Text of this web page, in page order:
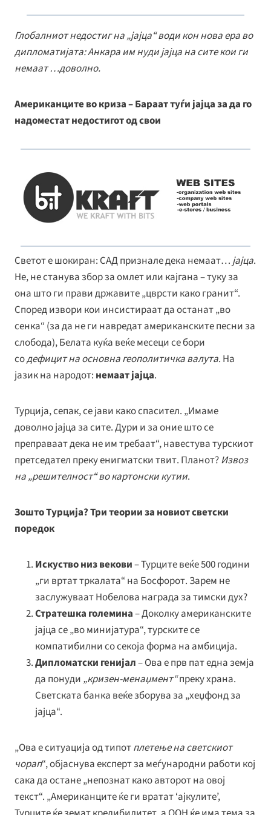
k
Глобалниот недостиг на „јајца“ води кон нова ера во
дипломатијата: Анкара им нуди јајца на сите кои ги
немаат …доволно.
Американците во криза – Бараат туѓи јајца за да го
надоместат недостигот од свои
Светот е шокиран: САД признале дека немаат… јајца.
Не, не станува збор за омлет или кајгана – туку за
она што ги прави државите „цврсти како гранит“.
Според извори кои инсистираат да останат „во
сенка“ (за да не ги навредат американските песни за
слобода), Белата куќа веќе месеци се бори
содефицит на основна геополитичка валута. На
јазик на народот: немаат јајца.
Турција, сепак, се јави како спасител. „Имаме
доволно јајца за сите. Дури и за оние што се
преправаат дека не им требаат“, навестува турскиот
претседател преку енигматски твит. Планот?Извоз
на „решителност“ во картонски кутии.
Зошто Турција? Три теории за новиот светски
поредок
Искуство низ векови– Турците веќе 500 години
„ги вртат тркалата“ на Босфорот. Зарем не
заслужуваат Нобелова награда за тимски дух?
Стратешка големина– Доколку американските
јајца се „во минијатура“, турските се
компатибилни со секоја форма на амбиција.
Дипломатски генијал– Ова е прв пат една земја
да понуди „кризен-менаџмент“преку храна.
Светската банка веќе зборува за „хеџфонд за
јајца“.
„Ова е ситуација од типотплетење на светскиот
чорап“, објаснува експерт за меѓународни работи кој
сака да остане „непознат како авторот на овој
текст“. „Американците ќе ги вратат ‘ајкулите’,